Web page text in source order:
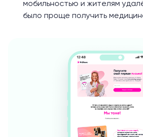
мобильностью и жителям
было проще получить